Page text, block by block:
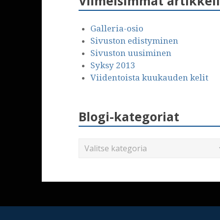
Galleria-osio
Sivuston edistyminen
Sivuston uusiminen
Syksy 2013
Viidentoista kuukauden kelit
Blogi-kategoriat